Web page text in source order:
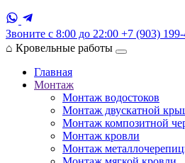
Звоните с 8:00 до 22:00 +7 (903)
⌂ Кровельные работы
Главная
Монтаж
Монтаж водостоков
Монтаж двускатной
Монтаж композитной
Монтаж кровли
Монтаж